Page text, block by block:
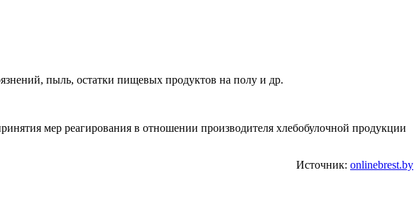
пыль, остатки пищевых продуктов на полу и др.
мер реагирования в отношении производителя хлебобулочной продукции
Источник: onlinebrest.by